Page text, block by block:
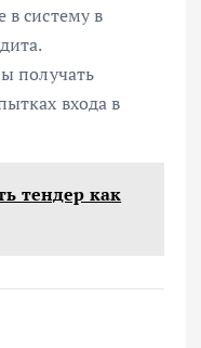
систему в
получать
входа в
тендер как